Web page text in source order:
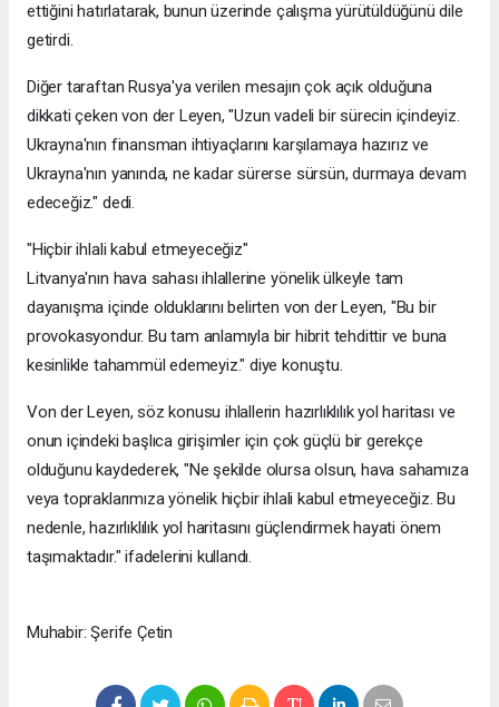
ettiğini hatırlatarak, bunun üzerinde çalışma yürütüldüğünü dile
getirdi.
Diğer taraftan Rusya'ya verilen mesajın çok açık olduğuna
dikkati çeken von der Leyen, "Uzun vadeli bir sürecin içindeyiz.
Ukrayna'nın finansman ihtiyaçlarını karşılamaya hazırız ve
Ukrayna'nın yanında, ne kadar sürerse sürsün, durmaya devam
edeceğiz." dedi.
"Hiçbir ihlali kabul etmeyeceğiz"
Litvanya'nın hava sahası ihlallerine yönelik ülkeyle tam
dayanışma içinde olduklarını belirten von der Leyen, "Bu bir
provokasyondur. Bu tam anlamıyla bir hibrit tehdittir ve buna
kesinlikle tahammül edemeyiz." diye konuştu.
Von der Leyen, söz konusu ihlallerin hazırlıklılık yol haritası ve
onun içindeki başlıca girişimler için çok güçlü bir gerekçe
olduğunu kaydederek, "Ne şekilde olursa olsun, hava sahamıza
veya topraklarımıza yönelik hiçbir ihlali kabul etmeyeceğiz. Bu
nedenle, hazırlıklılık yol haritasını güçlendirmek hayati önem
taşımaktadır." ifadelerini kullandı.
Muhabir: Şerife Çetin